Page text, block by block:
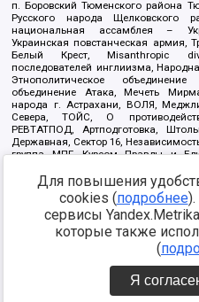
п. Боровский Тюменского района
Русского народа Щелковского
национальная ассамблея –
Украинская повстанческая армия,
Белый Крест, Misanthropic
последователей инглиизма,
Этнополитическое
объединение Атака, Мечеть
народа г. Астрахани, ВОЛЯ,
Севера, ТОЙС, О
РЕВТАТПОД, Артподготовка,
Державная, Сектор 16,
группа МПГ, Курсом Правды и
Благотворительный пансионат
Арестантское уголовное единство,
Дафа, Иртыш Ultras, Русский
Сибирский державный союз, Фонд
граждан, Штабы Навального, Совет
Краснодара
https://
Для повышения
cookies (подробнее
сервисы
которые также
(
Я